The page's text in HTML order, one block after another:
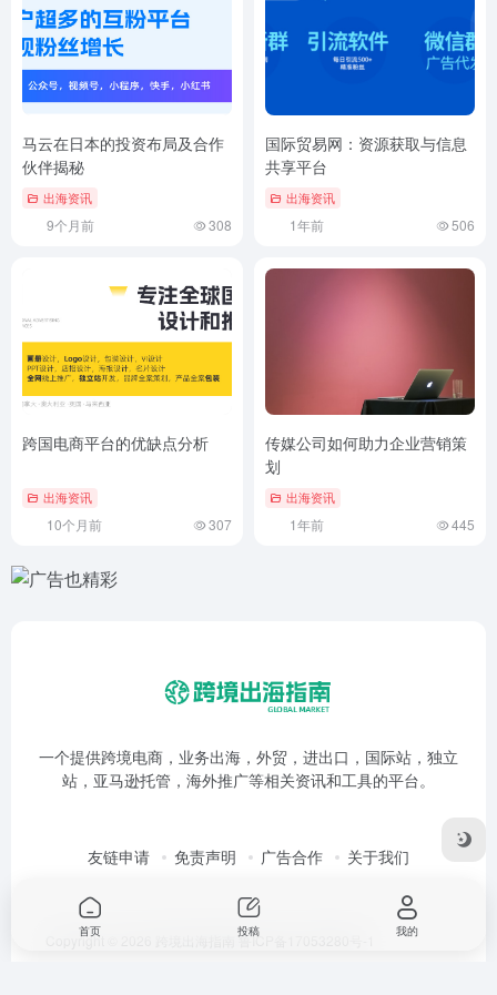
马云在日本的投资布局及合作
伙伴揭秘
出海资讯
9个月前 308
国际贸易网：资源获取与信息
共享平台
出海资讯
1年前 506
跨国电商平台的优缺点分析
出海资讯
10个月前 307
传媒公司如何助力企业营销策
划
出海资讯
1年前 445
一个提供跨境电商，业务出海，外贸，进出口，国际站，独立
站，亚马逊托管，海外推广等相关资讯和工具的平台。
友链申请 免责声明 广告合作 关于我们
Copyright © 2026 鲁ICP备17053280号-1
首页 投稿 我的